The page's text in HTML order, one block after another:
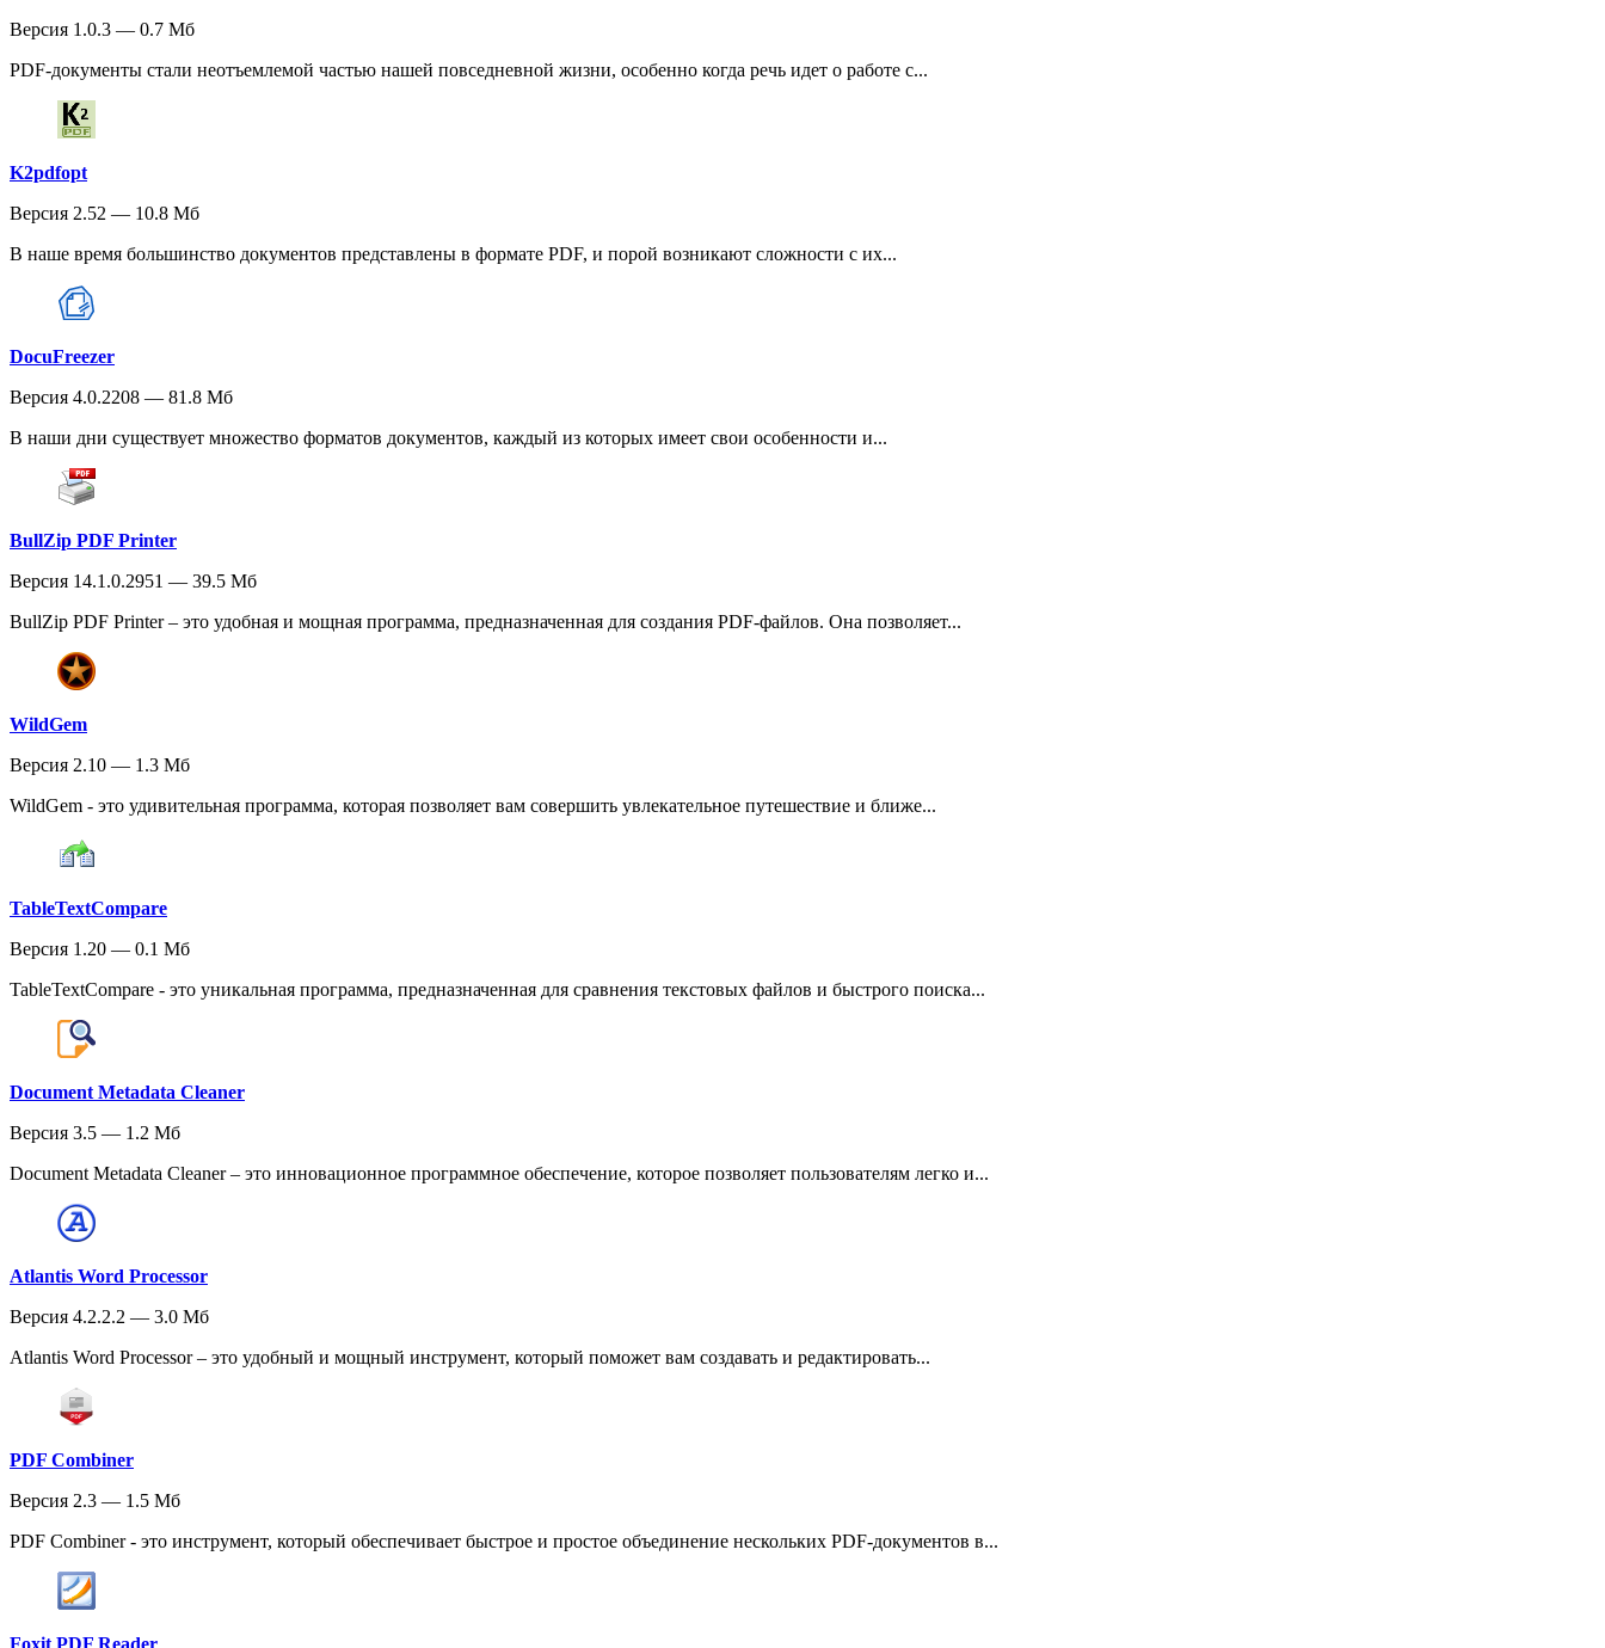
Версия 1.0.3 — 0.7 Мб
PDF-документы стали неотъемлемой частью нашей повседневной жизни, особенно когда речь идет о работе с...
K2pdfopt
Версия 2.52 — 10.8 Мб
В наше время большинство документов представлены в формате PDF, и порой возникают сложности с их...
DocuFreezer
Версия 4.0.2208 — 81.8 Мб
В наши дни существует множество форматов документов, каждый из которых имеет свои особенности и...
BullZip PDF Printer
Версия 14.1.0.2951 — 39.5 Мб
BullZip PDF Printer – это удобная и мощная программа, предназначенная для создания PDF-файлов. Она позволяет...
WildGem
Версия 2.10 — 1.3 Мб
WildGem - это удивительная программа, которая позволяет вам совершить увлекательное путешествие и ближе...
TableTextCompare
Версия 1.20 — 0.1 Мб
TableTextCompare - это уникальная программа, предназначенная для сравнения текстовых файлов и быстрого поиска...
Document Metadata Cleaner
Версия 3.5 — 1.2 Мб
Document Metadata Cleaner – это инновационное программное обеспечение, которое позволяет пользователям легко и...
Atlantis Word Processor
Версия 4.2.2.2 — 3.0 Мб
Atlantis Word Processor – это удобный и мощный инструмент, который поможет вам создавать и редактировать...
PDF Combiner
Версия 2.3 — 1.5 Мб
PDF Combiner - это инструмент, который обеспечивает быстрое и простое объединение нескольких PDF-документов в...
Foxit PDF Reader